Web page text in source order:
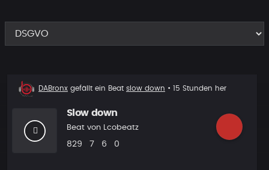
Beat
DABronx gefällt ein Beat slow down • 15 Stunden her
Slow down
Beat von Lcobeatz
Plays
829 Likes
7 Vorgeschlagen
6 Kommentare
0